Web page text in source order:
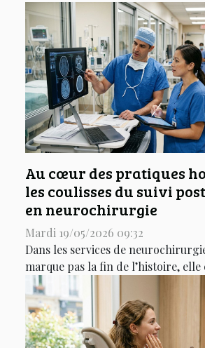
Au cœur des pratiques
les coulisses du suivi
en neurochirurgie
Mardi 19/05/2026 09:32
Dans les services de
marque pas la fin de l’histoire, elle